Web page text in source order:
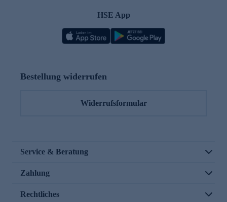
HSE App
Bestellung widerrufen
Widerrufsformular
Service & Beratung
Zahlung
Rechtliches